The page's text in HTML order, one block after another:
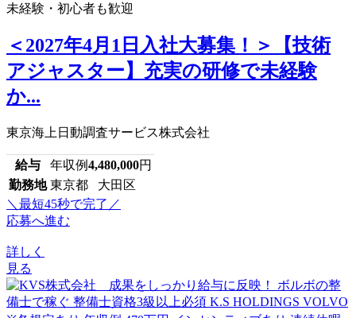
未経験・初心者も歓迎
＜2027年4月1日入社大募集！＞【技術
アジャスター】充実の研修で未経験
か...
東京海上日動調査サービス株式会社
給与 年収例4,480,000円
勤務地 東京都 大田区
＼最短45秒で完了／
応募へ進む
詳しく
見る